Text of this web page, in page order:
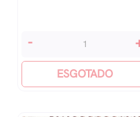
Daisy
The
-
ESGOTADO